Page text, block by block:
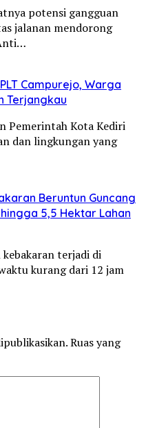
potensi gangguan
jalanan mendorong
Campurejo, Warga
Terjangkau
Pemerintah Kota Kediri
dan lingkungan yang
Beruntun Guncang
5,5 Hektar Lahan
terjadi di
kurang dari 12 jam
Ruas yang